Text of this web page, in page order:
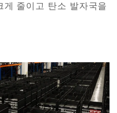
줄이고 탄소 발자국을